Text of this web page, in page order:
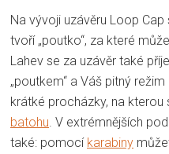
Na vývoji uzávěru Loop
tvoří „poutko“, za které
Lahev se za uzávěr také
„poutkem“ a Váš pitný
krátké procházky, na kterou
batohu . V extrémnějších
také: pomocí karabiny